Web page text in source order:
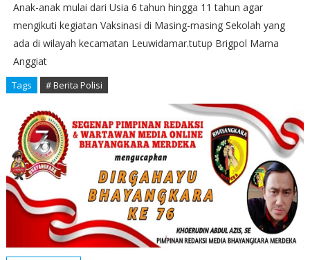
Anak-anak mulai dari Usia 6 tahun hingga 11 tahun agar
mengikuti kegiatan Vaksinasi di Masing-masing Sekolah yang
ada di wilayah kecamatan Leuwidamar.tutup Brigpol Marna
Anggiat
Tags # Berita Polisi